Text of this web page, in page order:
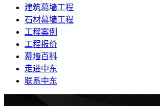
建筑幕墙工程
石材幕墙工程
工程案例
工程报价
幕墙百科
走进中东
联系中东